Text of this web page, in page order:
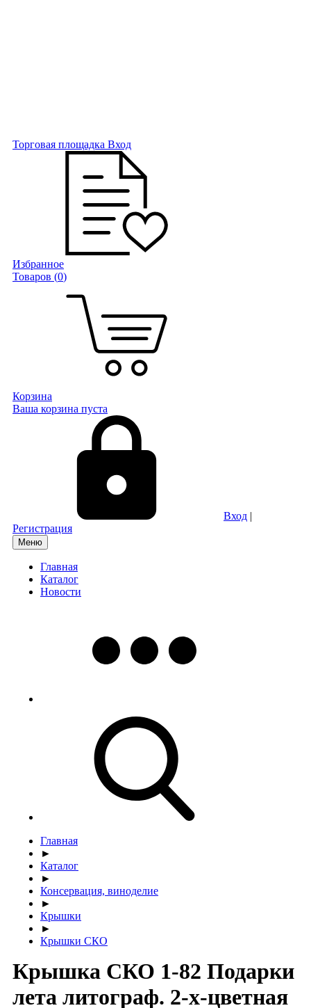
Торговая площадка Вход
Избранное
Товаров (0)
Корзина
Ваша корзина пуста
Вход |
Регистрация
Меню
Главная
Каталог
Новости
Главная
►
Каталог
►
Консервация, виноделие
►
Крышки
►
Крышки СКО
Крышка СКО 1-82 Подарки
лета литограф. 2-х-цветная